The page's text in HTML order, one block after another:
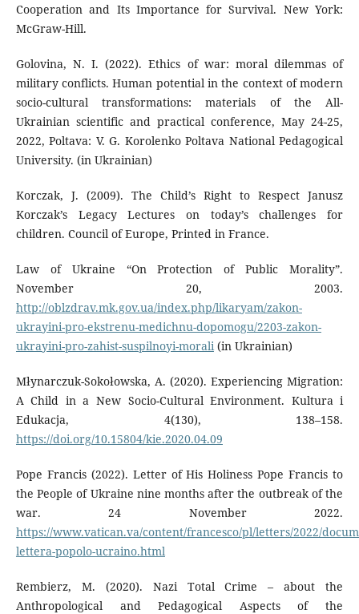
Cooperation and Its Importance for Survival. New York:
McGraw-Hill.
Golovina, N. I. (2022). Ethics of war: moral dilemmas of
military conflicts. Human potential in the context of modern
socio-cultural transformations: materials of the All-
Ukrainian scientific and practical conference, May 24-25,
2022, Poltava: V. G. Korolenko Poltava National Pedagogical
University. (in Ukrainian)
Korczak, J. (2009). The Child’s Right to Respect Janusz
Korczak’s Legacy Lectures on today’s challenges for
children. Council of Europe, Printed in France.
Law of Ukraine “On Protection of Public Morality”.
November 20, 2003.
http://oblzdrav.mk.gov.ua/index.php/likaryam/zakon-
ukrayini-pro-ekstrenu-medichnu-dopomogu/2203-zakon-
ukrayini-pro-zahist-suspilnoyi-morali (in Ukrainian)
Młynarczuk-Sokołowska, А. (2020). Experiencing Migration:
A Child in a New Socio-Cultural Environment. Kultura i
Edukacja, 4(130), 138–158.
https://doi.org/10.15804/kie.2020.04.09
Pope Francis (2022). Letter of His Holiness Pope Francis to
the People of Ukraine nine months after the outbreak of the
war. 24 November 2022.
https://www.vatican.va/content/francesco/pl/letters/2022/
lettera-popolo-ucraino.html
Rembierz, М. (2020). Nazi Total Crime – about the
Anthropological and Pedagogical Aspects of the